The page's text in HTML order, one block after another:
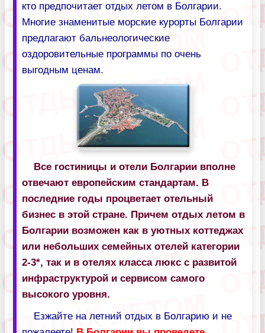
кто предпочитает отдых летом в Болгарии.
Многие знаменитые морские курорты Болгарии
предлагают бальнеологические
оздоровительные программы по очень
выгодным ценам.
Все гостиницы и отели Болгарии вполне
отвечают европейским стандартам. В
последние годы процветает отельный
бизнес в этой стране. Причем отдых летом в
Болгарии возможен как в уютных коттеджах
или небольших семейных отелей категории
2-3*, так и в отелях класса люкс с развитой
инфраструктурой и сервисом самого
высокого уровня.
Езжайте на летний отдых в Болгарию и не